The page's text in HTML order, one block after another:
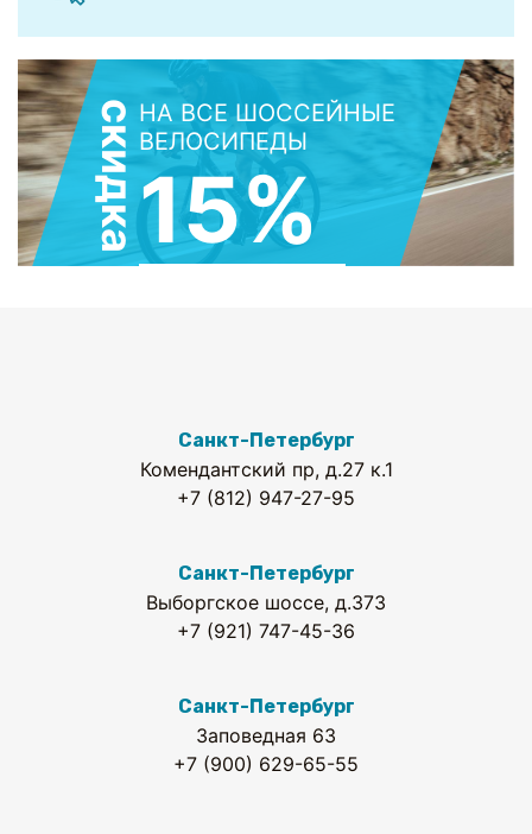
скидкаНА ВСЕ ШОССЕЙНЫЕ
ВЕЛОСИПЕДЫ
15%
Санкт-Петербург
Комендантский пр, д.27 к.1
+7 (812) 947-27-95
Санкт-Петербург
Выборгское шоссе, д.373
+7 (921) 747-45-36
Санкт-Петербург
Заповедная 63
+7 (900) 629-65-55